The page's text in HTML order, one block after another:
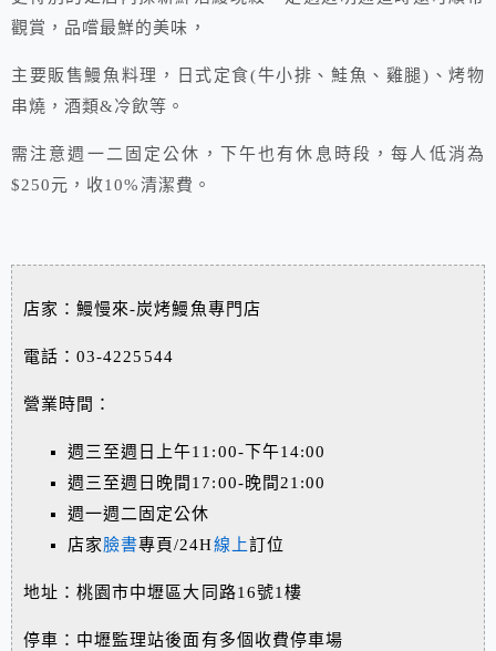
觀賞，品嚐最鮮的美味，
主要販售鰻魚料理，日式定食(牛小排、鮭魚、雞腿)、烤物
串燒，酒類&冷飲等。
需注意週一二固定公休，下午也有休息時段，每人低消為
$250元，收10%清潔費。
店家：鰻慢來-炭烤鰻魚專門店
電話：03-4225544
營業時間：
週三至週日上午11:00-下午14:00
週三至週日晚間17:00-晚間21:00
週一週二固定公休
店家臉書專頁/24H線上訂位
地址：桃園市中壢區大同路16號1樓
停車：中壢監理站後面有多個收費停車場